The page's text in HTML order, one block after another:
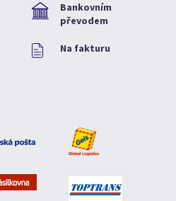
Bankovním
převodem
Na fakturu